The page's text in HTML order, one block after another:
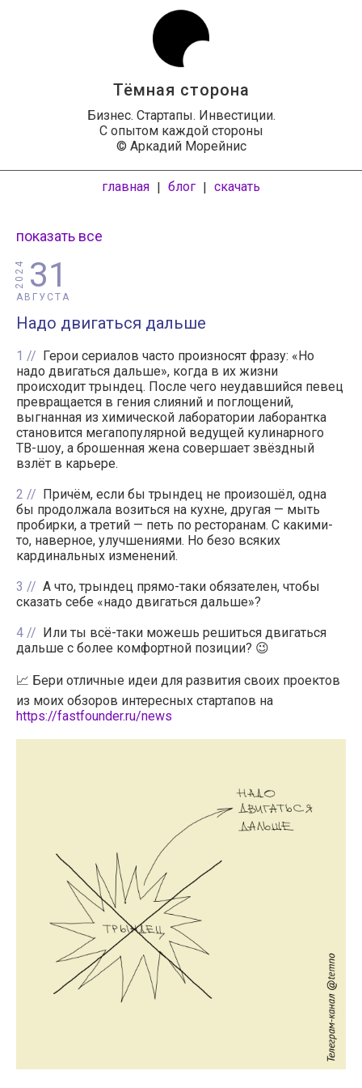
Тёмная сторона
Бизнес. Стартапы. Инвестиции.
С опытом каждой стороны
© Аркадий Морейнис
главная | блог | скачать
показать все
31
АВГУСТА
2024
Надо двигаться дальше
1
Герои сериалов часто произносят фразу: «Но
надо двигаться дальше», когда в их жизни
происходит трындец. После чего неудавшийся певец
превращается в гения слияний и поглощений,
выгнанная из химической лаборатории лаборантка
становится мегапопулярной ведущей кулинарного
ТВ-шоу, а брошенная жена совершает звёздный
взлёт в карьере.
2
Причём, если бы трындец не произошёл, одна
бы продолжала возиться на кухне, другая — мыть
пробирки, а третий — петь по ресторанам. С какими-
то, наверное, улучшениями. Но безо всяких
кардинальных изменений.
3
А что, трындец прямо-таки обязателен, чтобы
сказать себе «надо двигаться дальше»?
4
Или ты всё-таки можешь решиться двигаться
дальше c более комфортной позиции? 😉
📈 Бери отличные идеи для развития своих проектов
из моих обзоров интересных стартапов на
https://fastfounder.ru/news